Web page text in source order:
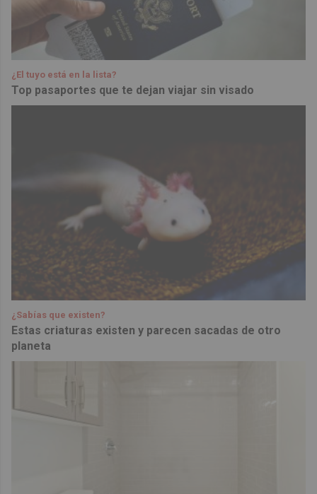
¿El tuyo está en la lista?
Top pasaportes que te dejan viajar sin visado
¿Sabías que existen?
Estas criaturas existen y parecen sacadas de otro
planeta